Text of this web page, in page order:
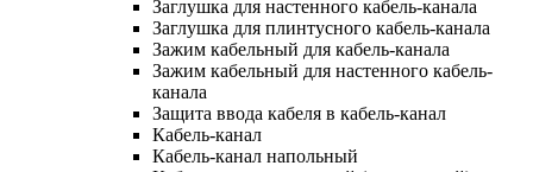
Заглушка для настенного кабель-канала
Заглушка для плинтусного кабель-канала
Зажим кабельный для кабель-канала
Зажим кабельный для настенного кабель-
канала
Защита ввода кабеля в кабель-канал
Кабель-канал
Кабель-канал напольный